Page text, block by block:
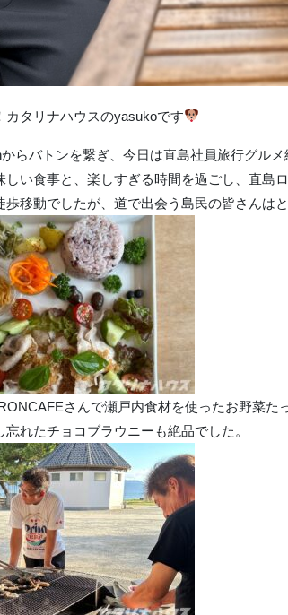
カタリナハウスのyasukoです
らバトンを繋ぎ、今日は直島社員旅行グルメ
しい食事と、楽しすぎる時間を過ごし、直島ロ
歩移動でしたが、道で出会う島民の皆さんは
さんで瀬戸内食材を使ったお野菜た
忘れたチョコブラウニーも絶品でした。